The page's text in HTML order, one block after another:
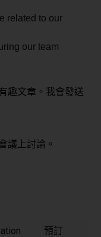
related to our
our team
趣文章。我會發送
議上討論。
預訂